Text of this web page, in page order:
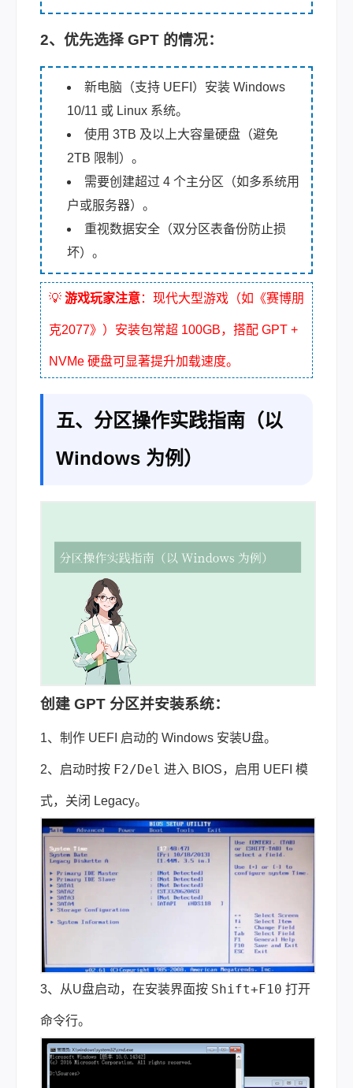
2、优先选择 GPT 的情况：
新电脑（支持 UEFI）安装 Windows
10/11 或 Linux 系统。
使用 3TB 及以上大容量硬盘（避免
2TB 限制）。
需要创建超过 4 个主分区（如多系统用
户或服务器）。
重视数据安全（双分区表备份防止损
坏）。
💡 游戏玩家注意：现代大型游戏（如《赛博朋
克2077》）安装包常超 100GB，搭配 GPT +
NVMe 硬盘可显著提升加载速度。
五、分区操作实践指南（以
Windows 为例）
创建 GPT 分区并安装系统：
1、制作 UEFI 启动的 Windows 安装U盘。
2、启动时按 F2/Del 进入 BIOS，启用 UEFI 模
式，关闭 Legacy。
3、从U盘启动，在安装界面按 Shift+F10 打开
命令行。